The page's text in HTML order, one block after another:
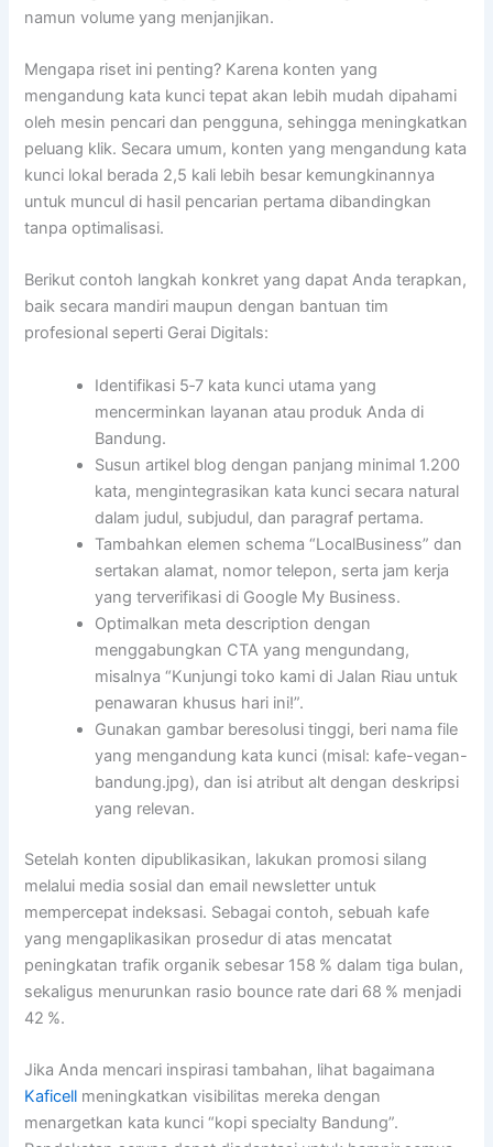
namun volume yang menjanjikan.
Mengapa riset ini penting? Karena konten yang
mengandung kata kunci tepat akan lebih mudah dipahami
oleh mesin pencari dan pengguna, sehingga meningkatkan
peluang klik. Secara umum, konten yang mengandung kata
kunci lokal berada 2,5 kali lebih besar kemungkinannya
untuk muncul di hasil pencarian pertama dibandingkan
tanpa optimalisasi.
Berikut contoh langkah konkret yang dapat Anda terapkan,
baik secara mandiri maupun dengan bantuan tim
profesional seperti Gerai Digitals:
Identifikasi 5‑7 kata kunci utama yang
mencerminkan layanan atau produk Anda di
Bandung.
Susun artikel blog dengan panjang minimal 1.200
kata, mengintegrasikan kata kunci secara natural
dalam judul, subjudul, dan paragraf pertama.
Tambahkan elemen schema “LocalBusiness” dan
sertakan alamat, nomor telepon, serta jam kerja
yang terverifikasi di Google My Business.
Optimalkan meta description dengan
menggabungkan CTA yang mengundang,
misalnya “Kunjungi toko kami di Jalan Riau untuk
penawaran khusus hari ini!”.
Gunakan gambar beresolusi tinggi, beri nama file
yang mengandung kata kunci (misal: kafe-vegan-
bandung.jpg), dan isi atribut alt dengan deskripsi
yang relevan.
Setelah konten dipublikasikan, lakukan promosi silang
melalui media sosial dan email newsletter untuk
mempercepat indeksasi. Sebagai contoh, sebuah kafe
yang mengaplikasikan prosedur di atas mencatat
peningkatan trafik organik sebesar 158 % dalam tiga bulan,
sekaligus menurunkan rasio bounce rate dari 68 % menjadi
42 %.
Jika Anda mencari inspirasi tambahan, lihat bagaimana
Kaficell meningkatkan visibilitas mereka dengan
menargetkan kata kunci “kopi specialty Bandung”.